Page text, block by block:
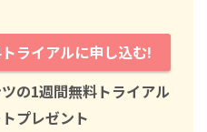
ライアルに申し込む!
の1週間無料トライアル
プレゼント